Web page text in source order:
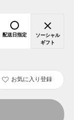
配送日指定
ソーシャル
ギフト
お気に入り登録